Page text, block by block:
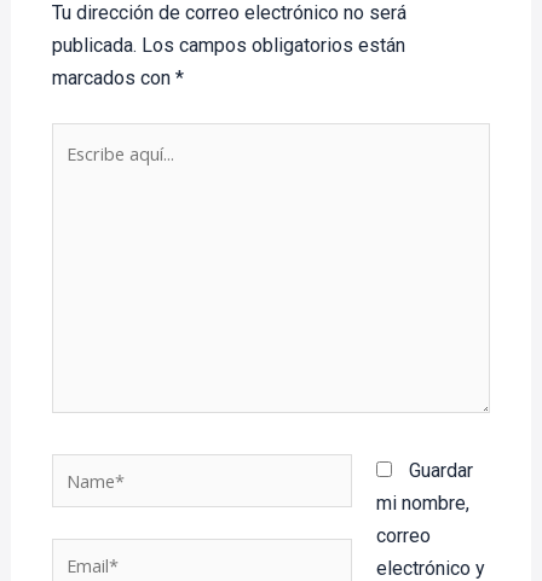
Tu dirección de correo electrónico no será
publicada. Los campos obligatorios están
marcados con *
Guardar
mi nombre,
correo
electrónico y